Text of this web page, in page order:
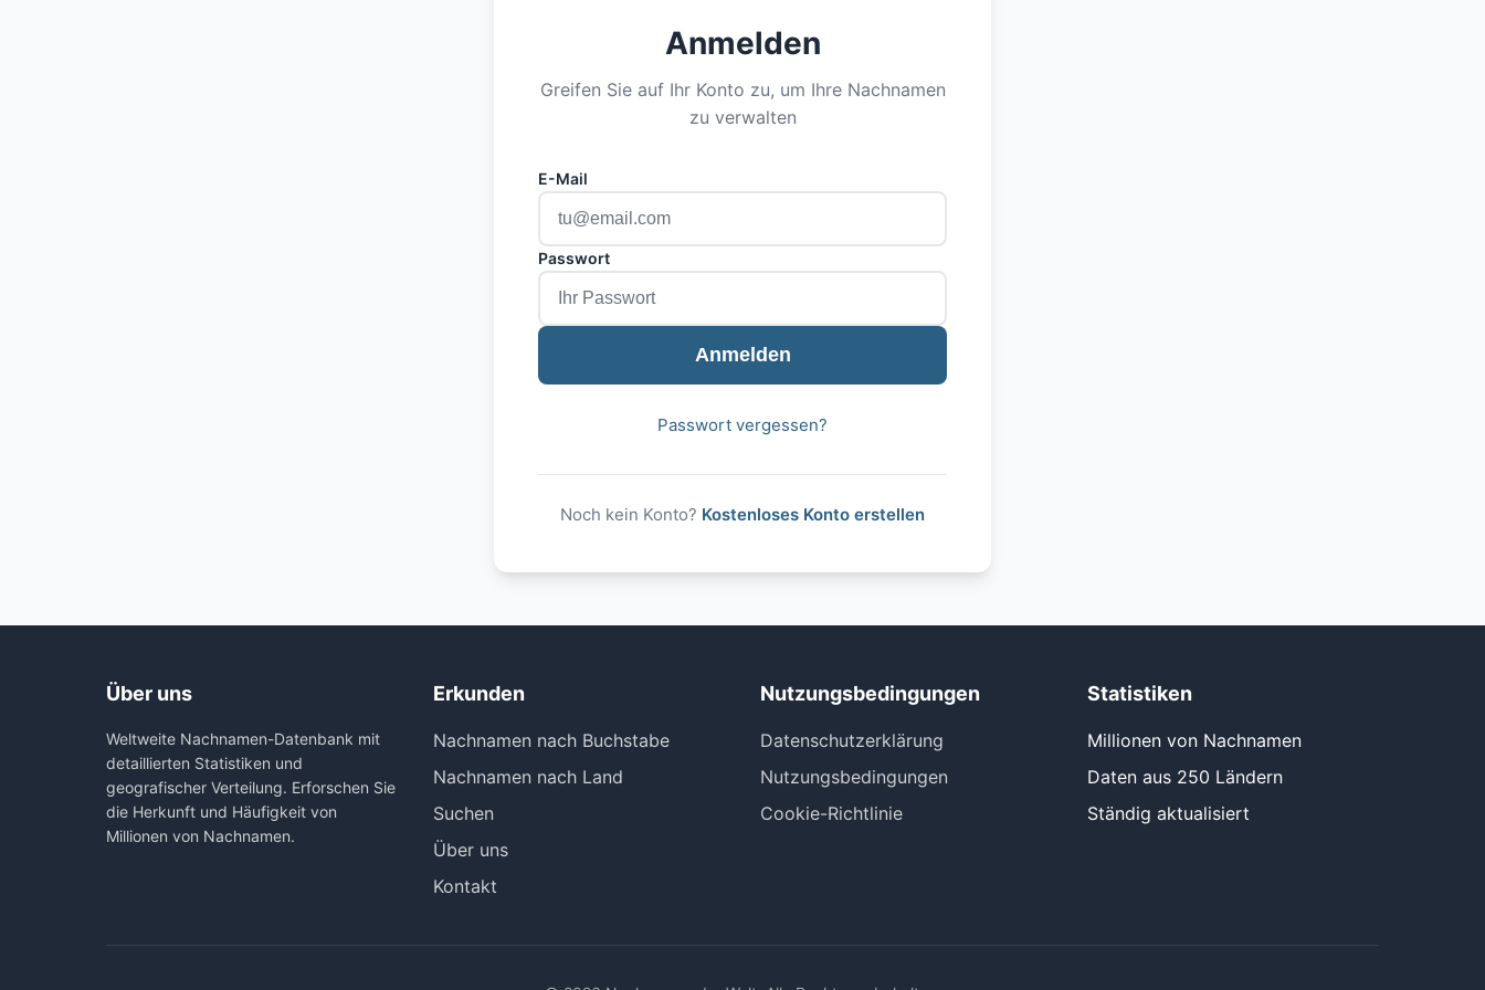
Anmelden
Greifen Sie auf Ihr Konto zu, um Ihre Nachnamen
zu verwalten
E-Mail
Passwort
Anmelden
Passwort vergessen?
Noch kein Konto? Kostenloses Konto erstellen
Über uns
Weltweite Nachnamen-Datenbank mit
detaillierten Statistiken und
geografischer Verteilung. Erforschen Sie
die Herkunft und Häufigkeit von
Millionen von Nachnamen.
Erkunden
Nachnamen nach Buchstabe
Nachnamen nach Land
Suchen
Über uns
Kontakt
Nutzungsbedingungen
Datenschutzerklärung
Nutzungsbedingungen
Cookie-Richtlinie
Statistiken
Millionen von Nachnamen
Daten aus 250 Ländern
Ständig aktualisiert